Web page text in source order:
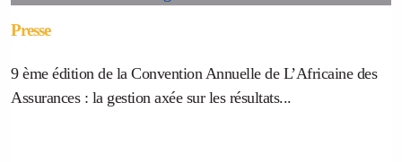
Presse
9 ème édition de la Convention Annuelle de L’Africaine des
Assurances : la gestion axée sur les résultats...